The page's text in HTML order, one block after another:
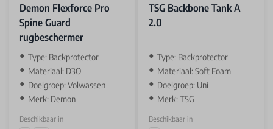
Demon Flexforce Pro
Spine Guard
rugbeschermer
Type: Backprotector
Materiaal: D3O
Doelgroep: Volwassen
Merk: Demon
Beschikbaar in
TSG Backbone Tank A
2.0
Type: Backprotector
Materiaal: Soft Foam
Doelgroep: Uni
Merk: TSG
Beschikbaar in